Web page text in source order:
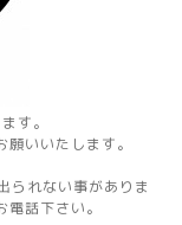
す。
いいたします。
られない事がありま
話下さい。